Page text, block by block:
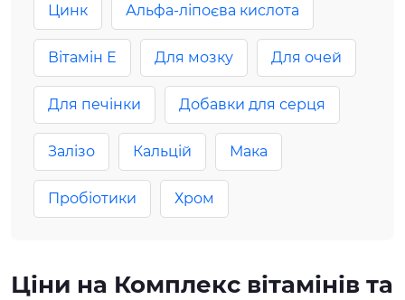
Цинк Альфа-ліпоєва кислота
Вітамін Е Для мозку Для очей
Для печінки Добавки для серця
Залізо Кальцій Макa
Пробіотики Хром
Ціни на Комплекс вітамінів та